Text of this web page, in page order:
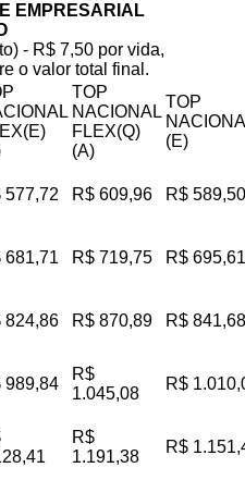
EMPRESARIAL
- R$ 7,50 por vida,
o valor total final.
TOP
NACIONAL
FLEX(Q)
(A)
TOP
(E)
577,72 R$ 609,96 R$ 589,50
681,71 R$ 719,75 R$ 695,61
824,86 R$ 870,89 R$ 841,68
989,84
R$
1.045,08
R$
R$
1.191,38
R$